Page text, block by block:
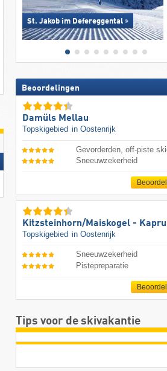
St. Jakob im Defereggental
Beoordelingen
Damüls Mellau
Topskigebied in Oostenrijk
Gevorderden, off-piste
Sneeuwzekerheid
Kitzsteinhorn/​Maiskogel -
Topskigebied in Oostenrijk
Sneeuwzekerheid
Pistepreparatie
Tips voor de skivakantie